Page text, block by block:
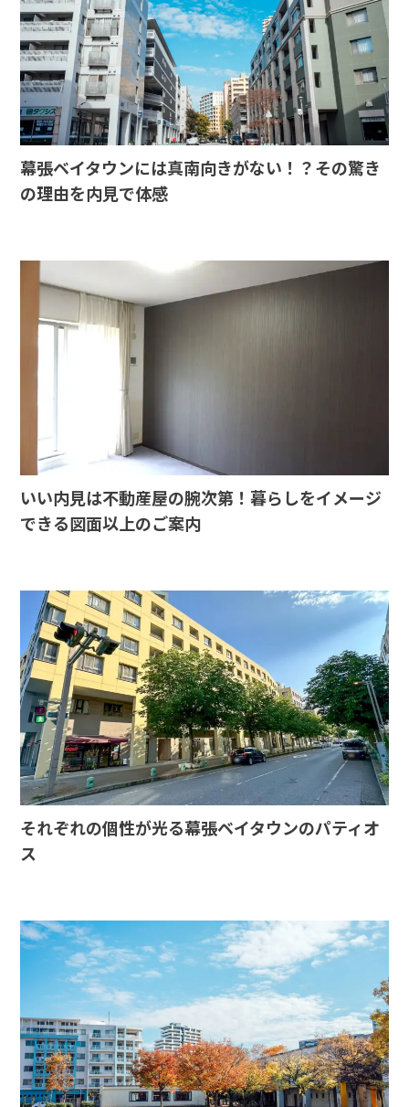
幕張ベイタウンには真南向きがない！？その驚き
の理由を内見で体感
いい内見は不動産屋の腕次第！暮らしをイメージ
できる図面以上のご案内
それぞれの個性が光る幕張ベイタウンのパティオ
ス